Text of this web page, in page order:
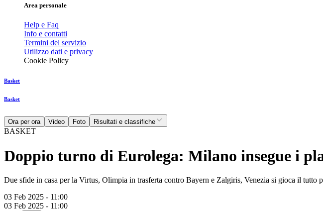
Area personale
Help e Faq
Info e contatti
Termini del servizio
Utilizzo dati e privacy
Cookie Policy
Basket
Basket
Ora per ora Video Foto Risultati e classifiche
BASKET
Doppio turno di Eurolega: Milano insegue i
Due sfide in casa per la Virtus, Olimpia in trasferta contro Bayern e Zalgiris, Venezia si gioca il tutto
03 Feb 2025 - 11:00
03 Feb 2025 - 11:00